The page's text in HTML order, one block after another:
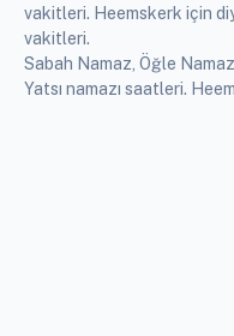
vakitleri. Heemskerk için
vakitleri.
Sabah Namaz, Öğle
Yatsı namazı saatleri.